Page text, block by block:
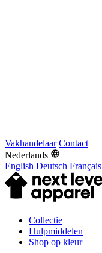
Vakhandelaar Contact
Nederlands
English Deutsch Français
Collectie
Hulpmiddelen
Shop op kleur